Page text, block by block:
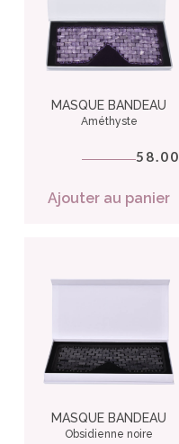
MASQUE BANDEAU
Améthyste
58.00
Ajouter au panier
MASQUE BANDEAU
Obsidienne noire